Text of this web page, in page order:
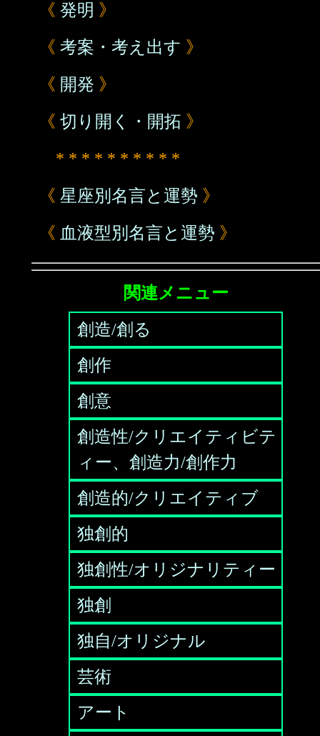
《 発明 》
《 考案・考え出す 》
《 開発 》
《 切り開く・開拓 》
* * * * * * * * * *
《 星座別名言と運勢 》
《 血液型別名言と運勢 》
関連メニュー
創造/創る
創作
創意
創造性/クリエイティビテ
ィー、創造力/創作力
創造的/クリエイティブ
独創的
独創性/オリジナリティー
独創
独自/オリジナル
芸術
アート